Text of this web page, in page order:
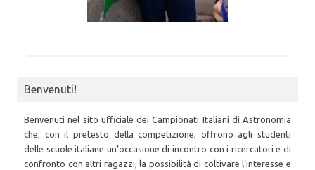
Benvenuti!
Benvenuti nel sito ufficiale dei Campionati Italiani di Astronomia
che, con il pretesto della competizione, offrono agli studenti
delle scuole italiane un’occasione di incontro con i ricercatori e di
confronto con altri ragazzi, la possibilità di coltivare l’interesse e